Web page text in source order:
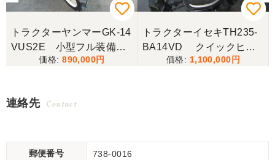
トラクターヤンマーGK-14
VUS2E 小型フル装備！
人気のヤンマーGKシリー
格にて ！
890,000
トラクターイセキTH235-
BA14VD クイックヒッ
チ仕様作業機脱着らくらく
1,100,000
連絡先 Contact
郵便番号 738-0016